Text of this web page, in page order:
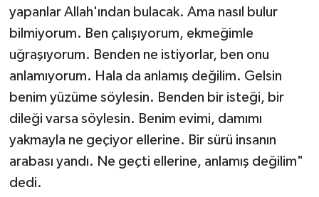
yapanlar Allah'ından bulacak. Ama nasıl bulur
bilmiyorum. Ben çalışıyorum, ekmeğimle
uğraşıyorum. Benden ne istiyorlar, ben onu
anlamıyorum. Hala da anlamış değilim. Gelsin
benim yüzüme söylesin. Benden bir isteği, bir
dileği varsa söylesin. Benim evimi, damımı
yakmayla ne geçiyor ellerine. Bir sürü insanın
arabası yandı. Ne geçti ellerine, anlamış değilim"
dedi.